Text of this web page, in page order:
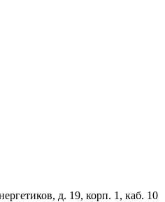
д. 19, корп. 1, каб. 10